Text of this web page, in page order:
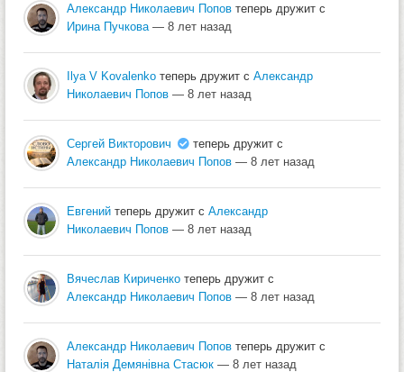
Александр Николаевич Попов теперь дружит с
Ирина Пучкова — 8 лет назад
Ilya V Kovalenko теперь дружит с Александр
Николаевич Попов — 8 лет назад
Сергей Викторович
теперь дружит с
Александр Николаевич Попов — 8 лет назад
Евгений теперь дружит с Александр
Николаевич Попов — 8 лет назад
Вячеслав Кириченко теперь дружит с
Александр Николаевич Попов — 8 лет назад
Александр Николаевич Попов теперь дружит с
Наталія Демянівна Стасюк — 8 лет назад